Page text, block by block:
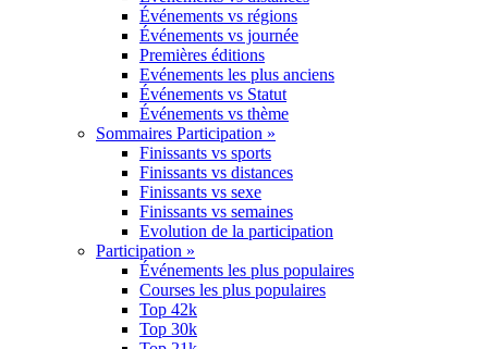
Événements vs régions
Événements vs journée
Premières éditions
Evénements les plus anciens
Événements vs Statut
Événements vs thème
Sommaires Participation »
Finissants vs sports
Finissants vs distances
Finissants vs sexe
Finissants vs semaines
Evolution de la participation
Participation »
Événements les plus populaires
Courses les plus populaires
Top 42k
Top 30k